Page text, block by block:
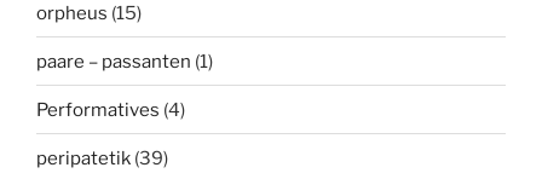
orpheus (15)
paare – passanten (1)
Performatives (4)
peripatetik (39)